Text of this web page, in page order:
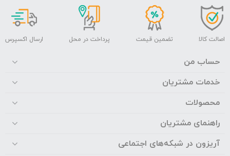
اصالت کالا تضمین قیمت پرداخت در محل ارسال اکسپرس
حساب من
خدمات مشتریان
محصولات
راهنمای مشتریان
آریزون در شبکه‌های اجتماعی